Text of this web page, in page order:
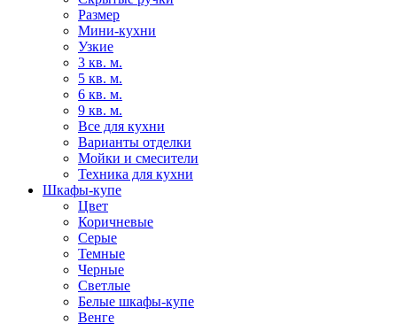
Размер
Мини-кухни
Узкие
3 кв. м.
5 кв. м.
6 кв. м.
9 кв. м.
Все для кухни
Варианты отделки
Мойки и смесители
Техника для кухни
Шкафы-купе
Цвет
Коричневые
Серые
Темные
Черные
Светлые
Белые шкафы-купе
Венге